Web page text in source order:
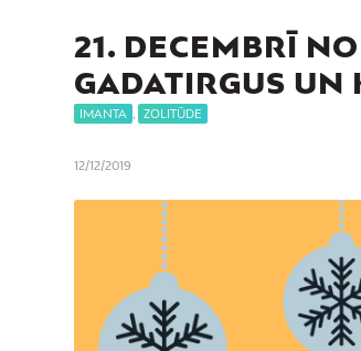
21. DECEMBRĪ
GADATIRGUS UN
IMANTA ZOLITŪDE
12/12/2019